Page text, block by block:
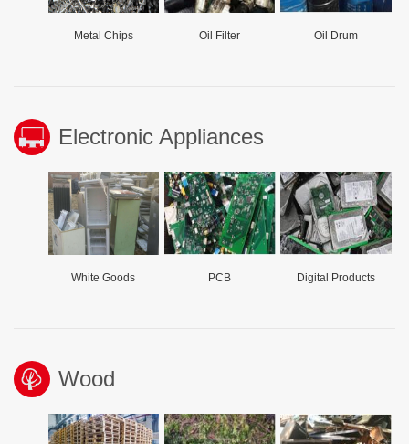
Metal Chips Oil Filter Oil Drum
Electronic Appliances
White Goods PCB Digital Products
Wood